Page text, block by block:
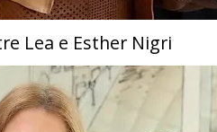
Lea e Esther Nigri